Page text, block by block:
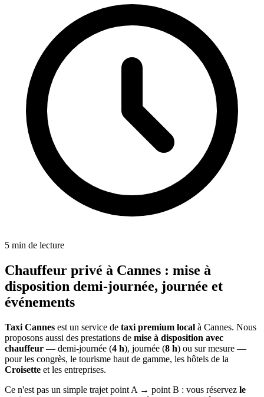
5 min de lecture
Chauffeur privé à Cannes : mise à
disposition demi-journée, journée et
événements
Taxi Cannes est un service de taxi premium local à Cannes. Nous
proposons aussi des prestations de mise à disposition avec
chauffeur — demi-journée (4 h), journée (8 h) ou sur mesure —
pour les congrès, le tourisme haut de gamme, les hôtels de la
Croisette et les entreprises.
Ce n'est pas un simple trajet point A → point B : vous réservez le